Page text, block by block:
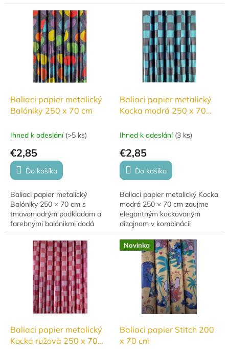
holografickými jednorožcami a
dúhovými chvostami, ideálny
pre kúzelné balenie...
darčekový papier s jemným
motívom lístočkov v zlatom a
striebornom metalickom...
Baliaci papier metalický
Balóniky 250 x 70 cm
Ihned k odeslání (>5 ks)
€2,85
Do košíka
Baliaci papier metalický
Balóniky 250 × 70 cm s
tmavomodrým podkladom a
farebnými balónikmi dodá
každému darčeku veselý a
slávnostný vzhľad.
Baliaci papier metalický
Kocka modrá 250 x 70
Ihned k odeslání (3 ks)
€2,85
Do košíka
Baliaci papier metalický Kocka
modrá 250 × 70 cm zaujme
elegantným kockovaným
dizajnom v kombinácii
svetlomodrej a tmavomodrej
farby a dodá každému
darčeku luxusný vzhľad.
Baliaci papier metalický
Kocka ružova 250 x 70
Novinka
Baliaci papier Stitch 200
x 70 cm